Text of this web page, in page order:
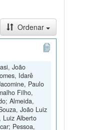
Ordenar
João
Idarê
Paulo
Filho,
Almeida,
João Luiz
Luiz Alberto
Pessoa,